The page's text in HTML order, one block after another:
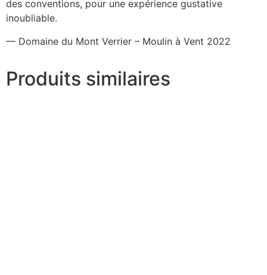
des conventions, pour une expérience gustative
inoubliable.
— Domaine du Mont Verrier – Moulin à Vent 2022
Produits similaires